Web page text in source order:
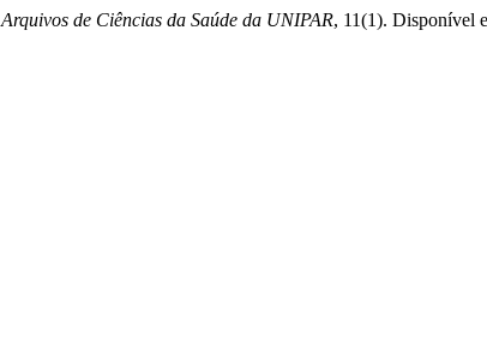
Arquivos de Ciências da Saúde da UNIPAR, 11(1). Disponível